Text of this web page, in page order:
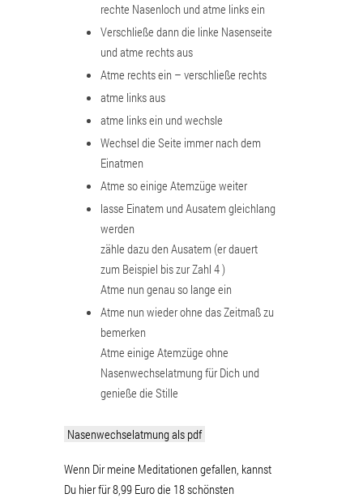
rechte Nasenloch und atme links ein
Verschließe dann die linke Nasenseite
und atme rechts aus
Atme rechts ein – verschließe rechts
atme links aus
atme links ein und wechsle
Wechsel die Seite immer nach dem
Einatmen
Atme so einige Atemzüge weiter
lasse Einatem und Ausatem gleichlang
werden
zähle dazu den Ausatem (er dauert
zum Beispiel bis zur Zahl 4 )
Atme nun genau so lange ein
Atme nun wieder ohne das Zeitmaß zu
bemerken
Atme einige Atemzüge ohne
Nasenwechselatmung für Dich und
genieße die Stille
Nasenwechselatmung als pdf
Wenn Dir meine Meditationen gefallen, kannst
Du hier für 8,99 Euro die 18 schönsten